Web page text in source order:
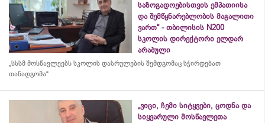
საზოგადოებისთვის ემპათიისა
და შემწყნარებლობის მაგალითი
ვართ“ - თბილისის N200
სკოლის დირექტორი ელდარ
არაბული
„სსსმ მოსწავლეებს სკოლის დასრულების შემდგომაც სჭირდებათ
თანადგომა“
„ვიცი, ჩემი სიტყვები, ცოდნა და
სიყვარული მოსწავლეთა